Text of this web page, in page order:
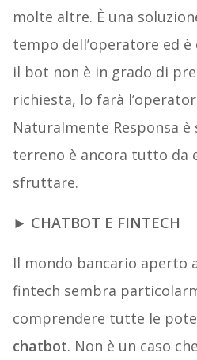
molte altre. È una
tempo dell’operatore ed
il bot non è in grado di
richiesta, lo farà
Naturalmente Responsa è
terreno è ancora tutto da
sfruttare.
► CHATBOT E FINTECH
Il mondo bancario aperto
fintech sembra
comprendere tutte le
chatbot. Non è un caso